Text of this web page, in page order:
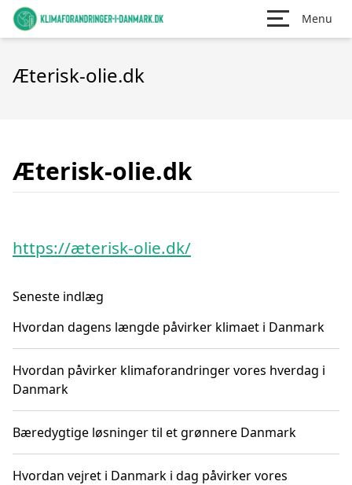
Menu
Æterisk-olie.dk
Æterisk-olie.dk
https://æterisk-olie.dk/
Seneste indlæg
Hvordan dagens længde påvirker klimaet i Danmark
Hvordan påvirker klimaforandringer vores hverdag i
Danmark
Bæredygtige løsninger til et grønnere Danmark
Hvordan vejret i Danmark i dag påvirker vores